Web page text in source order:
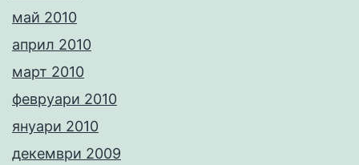
май 2010
април 2010
март 2010
февруари 2010
януари 2010
декември 2009